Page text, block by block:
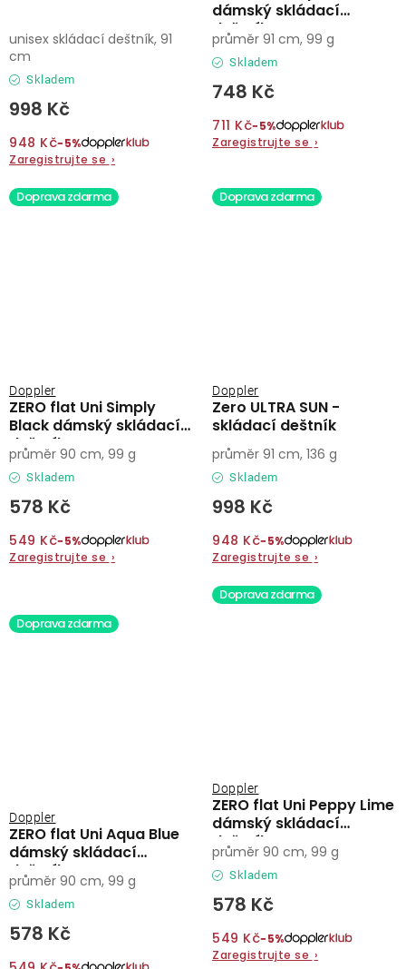
Skladem
998 Kč
948 Kč−5%
Zaregistrujte se ›
unisex skládací deštník, 91
cm
dámský skládací
deštník
Skladem
748 Kč
711 Kč−5%
Zaregistrujte se ›
průměr 91 cm, 99 g
Doprava zdarma
ZERO flat Uni Simply
Black dámský skládací
deštník
Doppler
Skladem
578 Kč
549 Kč−5%
Zaregistrujte se ›
průměr 90 cm, 99 g
Doprava zdarma
Zero ULTRA SUN -
skládací deštník
Doppler
Skladem
998 Kč
948 Kč−5%
Zaregistrujte se ›
průměr 91 cm, 136 g
Doprava zdarma
ZERO flat Uni Aqua Blue
dámský skládací
deštník
Doppler
Skladem
578 Kč
průměr 90 cm, 99 g
Doprava zdarma
ZERO flat Uni Peppy Lime
dámský skládací
deštník
Doppler
Skladem
578 Kč
549 Kč−5%
Zaregistrujte se ›
průměr 90 cm, 99 g